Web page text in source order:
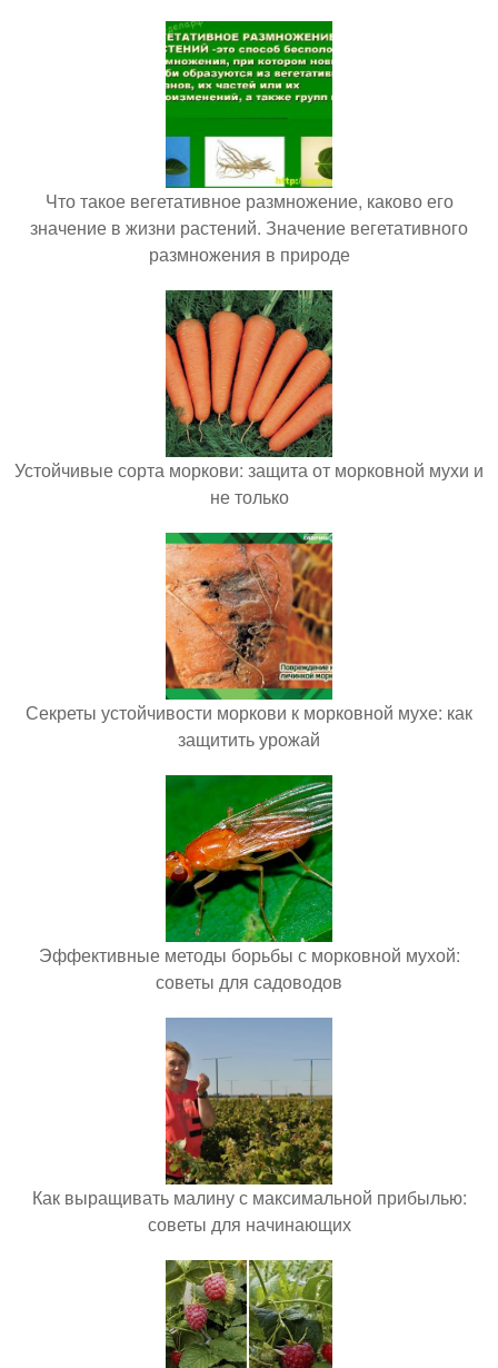
Что такое вегетативное размножение, каково его
значение в жизни растений. Значение вегетативного
размножения в природе
Устойчивые сорта моркови: защита от морковной мухи и
не только
Секреты устойчивости моркови к морковной мухе: как
защитить урожай
Эффективные методы борьбы с морковной мухой:
советы для садоводов
Как выращивать малину с максимальной прибылью:
советы для начинающих